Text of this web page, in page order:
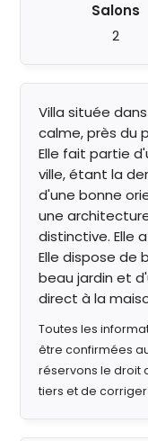
Salons
2
Villa située
calme, près du
Elle fait partie
ville, étant la
d'une bonne
une
distinctive. Elle
Elle dispose de
beau jardin et
direct à la
Toutes les
être confirmées
réservons le droit
tiers et de